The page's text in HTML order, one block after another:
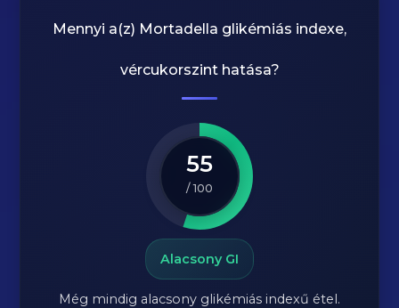
Mennyi a(z) Mortadella glikémiás indexe,
vércukorszint hatása?
55
/ 100
Alacsony GI
Még mindig alacsony glikémiás indexű étel.